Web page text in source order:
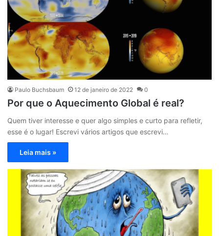
Paulo Buchsbaum 12 de janeiro de 2022 0
Por que o Aquecimento Global é real?
Quem tiver interesse e quer algo simples e curto para refletir,
esse é o lugar! Escrevi vários artigos que escrevi…
Leia mais »